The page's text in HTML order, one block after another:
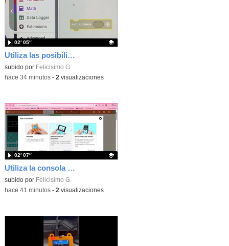
Utiliza las posibilidades de tu microbit programando com MakeCode para medir temperatura y nivel de luz con Datalogger
Contenido educativo.
subido por Felicisimo G.
02′ 05″
-hace 34 minutos- 2 visualizaciones
Utiliza la consola Mewbit de Kittenbot para llevar tus juegos arcade de MakeCode a tu mano
Contenido educativo.
subido por Felicisimo G.
02′ 07″
-hace 41 minutos- 2 visualizaciones